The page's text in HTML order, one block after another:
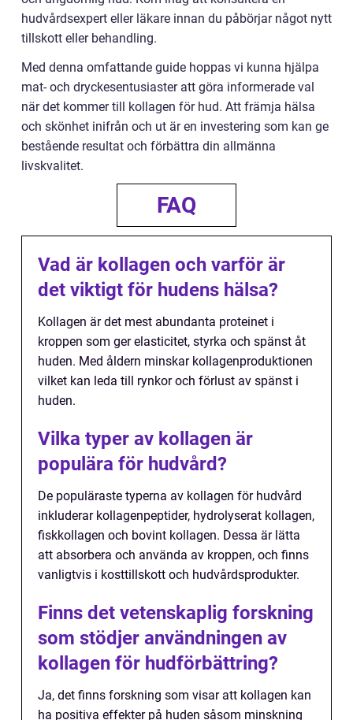
hudvårdsexpert eller läkare innan du påbörjar något nytt
tillskott eller behandling.
Med denna omfattande guide hoppas vi kunna hjälpa
mat- och dryckesentusiaster att göra informerade val
när det kommer till kollagen för hud. Att främja hälsa
och skönhet inifrån och ut är en investering som kan ge
bestående resultat och förbättra din allmänna
livskvalitet.
FAQ
Vad är kollagen och varför är
det viktigt för hudens hälsa?
Kollagen är det mest abundanta proteinet i
kroppen som ger elasticitet, styrka och spänst åt
huden. Med åldern minskar kollagenproduktionen
vilket kan leda till rynkor och förlust av spänst i
huden.
Vilka typer av kollagen är
populära för hudvård?
De populäraste typerna av kollagen för hudvård
inkluderar kollagenpeptider, hydrolyserat kollagen,
fiskkollagen och bovint kollagen. Dessa är lätta
att absorbera och använda av kroppen, och finns
vanligtvis i kosttillskott och hudvårdsprodukter.
Finns det vetenskaplig forskning
som stödjer användningen av
kollagen för hudförbättring?
Ja, det finns forskning som visar att kollagen kan
ha positiva effekter på huden såsom minskning